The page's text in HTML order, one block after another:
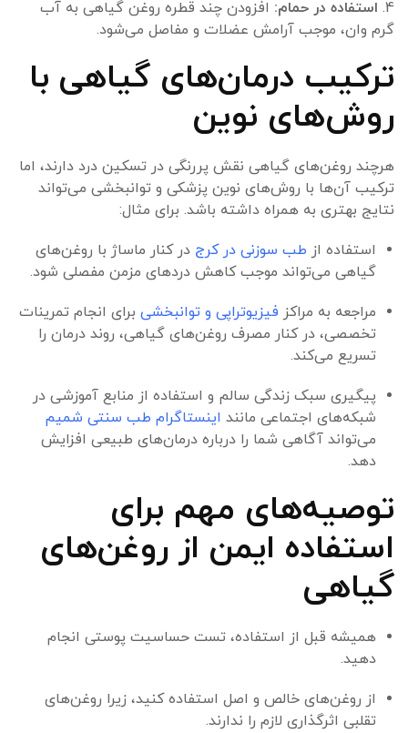
4. استفاده در حمام: افزودن چند قطره روغن گیاهی به آب
گرم وان، موجب آرامش عضلات و مفاصل می‌شود.
ترکیب درمان‌های گیاهی با
روش‌های نوین
هرچند روغن‌های گیاهی نقش پررنگی در تسکین درد دارند، اما
ترکیب آن‌ها با روش‌های نوین پزشکی و توانبخشی می‌تواند
نتایج بهتری به همراه داشته باشد. برای مثال:
استفاده از طب سوزنی در کرج در کنار ماساژ با روغن‌های
گیاهی می‌تواند موجب کاهش دردهای مزمن مفصلی شود.
مراجعه به مراکز فیزیوتراپی و توانبخشی برای انجام تمرینات
تخصصی، در کنار مصرف روغن‌های گیاهی، روند درمان را
تسریع می‌کند.
پیگیری سبک زندگی سالم و استفاده از منابع آموزشی در
شبکه‌های اجتماعی مانند اینستاگرام طب سنتی شمیم
می‌تواند آگاهی شما را درباره درمان‌های طبیعی افزایش
دهد.
توصیه‌های مهم برای
استفاده ایمن از روغن‌های
گیاهی
همیشه قبل از استفاده، تست حساسیت پوستی انجام
دهید.
از روغن‌های خالص و اصل استفاده کنید، زیرا روغن‌های
تقلبی اثرگذاری لازم را ندارند.